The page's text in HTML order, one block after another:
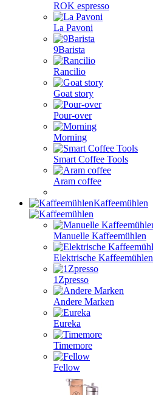
ROK espresso
La Pavoni
9Barista
Rancilio
Goat story
Pour-over
Morning
Smart Coffee Tools
Aram coffee
Kaffeemühlen
Manuelle Kaffeemühlen
Elektrische Kaffeemühlen
1Zpresso
Andere Marken
Eureka
Timemore
Fellow